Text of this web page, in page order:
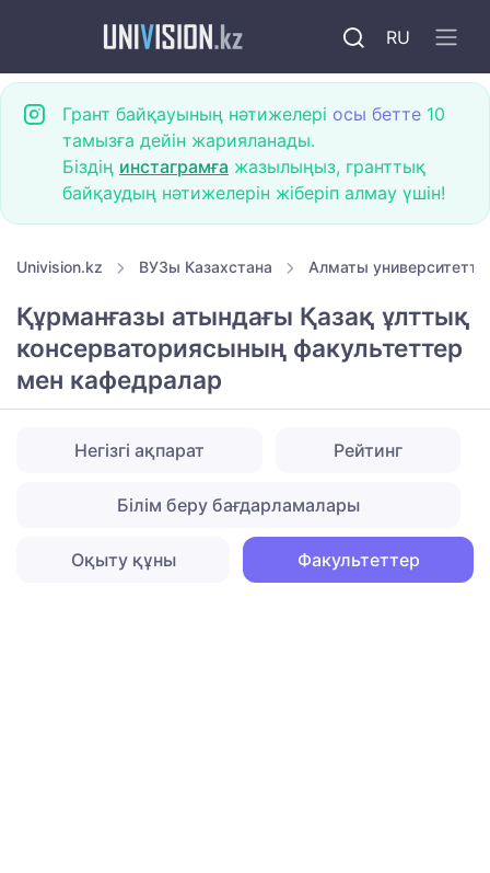
RU
Грант байқауының нәтижелері осы бетте 10
тамызға дейін жарияланады.
Біздің инстаграмға жазылыңыз, гранттық
байқаудың нәтижелерін жіберіп алмау үшін!
Univision.kz ВУЗы Казахстана Алматы
Құрманғазы атындағы Қазақ ұлттық
консерваториясының факультеттер
мен кафедралар
Негізгі ақпарат Рейтинг
Білім беру бағдарламалары
Оқыту құны Факультеттер